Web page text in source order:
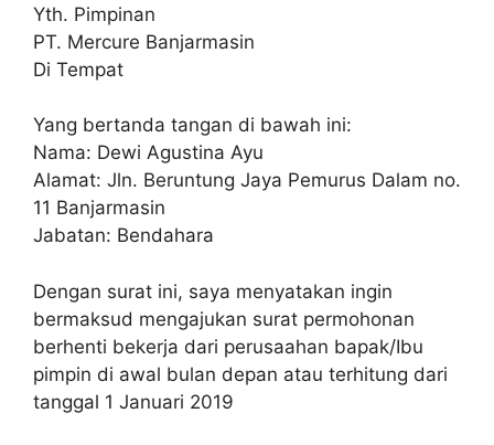
Yth. Pimpinan
PT. Mercure Banjarmasin
Di Tempat
Yang bertanda tangan di bawah ini:
Nama: Dewi Agustina Ayu
Alamat: Jln. Beruntung Jaya Pemurus Dalam no.
11 Banjarmasin
Jabatan: Bendahara
Dengan surat ini, saya menyatakan ingin
bermaksud mengajukan surat permohonan
berhenti bekerja dari perusaahan bapak/Ibu
pimpin di awal bulan depan atau terhitung dari
tanggal 1 Januari 2019